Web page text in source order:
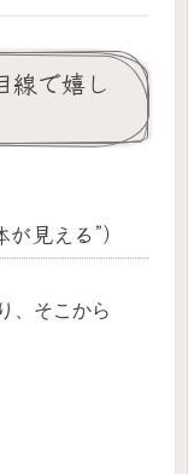
線で嬉し
見える”）
、そこから